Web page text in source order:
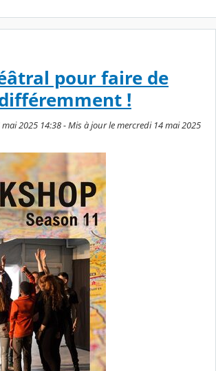
pour faire de
!
2025 14:38 - Mis à jour le mercredi 14 mai 2025